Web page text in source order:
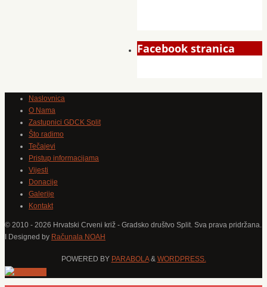
Facebook stranica
Naslovnica
O Nama
Zastupnici GDCK Split
Što radimo
Tečajevi
Pristup informacijama
Vijesti
Donacije
Galerije
Kontakt
© 2010 - 2026 Hrvatski Crveni križ - Gradsko društvo Split. Sva prava pridržana.
I Designed by Računala NOAH
POWERED BY PARABOLA& WORDPRESS.